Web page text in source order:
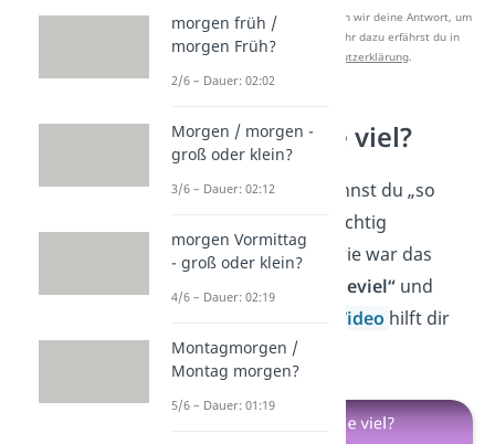
Nach Beantwortung speichern wir deine Antwort, um
Studyflix zu verbessern. Mehr dazu erfährst du in
unserer
Datenschutzerklärung.
Wieviel / wie viel?
Geschafft! Jetzt kannst du „so
viel“ und „soviel“ richtig
verwenden. Aber wie war das
„wieviel“ und
Video hilft dir
auf die Sprünge!
morgen früh /
morgen Früh?
2/6 – Dauer: 02:02
Morgen / morgen -
groß oder klein?
3/6 – Dauer: 02:12
morgen Vormittag
- groß oder klein?
4/6 – Dauer: 02:19
Montagmorgen /
Montag morgen?
5/6 – Dauer: 01:19